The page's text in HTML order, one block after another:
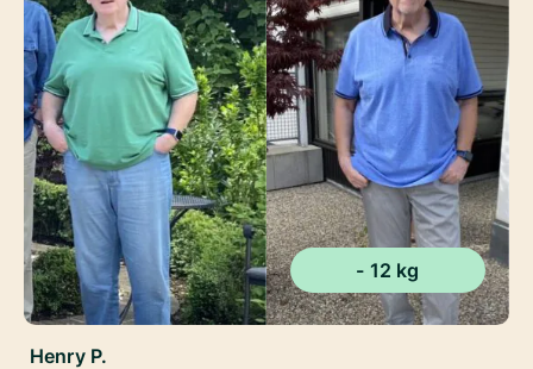
- 12 kg
Henry P.